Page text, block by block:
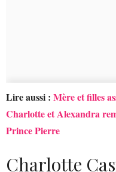
Lire aussi : Mère et filles
Charlotte et Alexandra
Prince Pierre
Charlotte